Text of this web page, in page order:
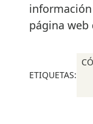
página web
ETIQUETAS: